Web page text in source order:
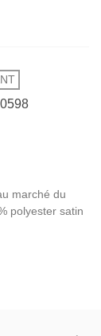
marché du
polyester satin